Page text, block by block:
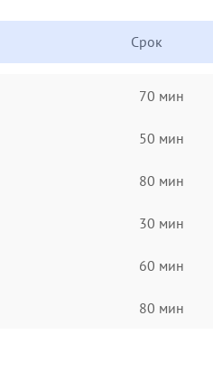
Срок
70 мин
50 мин
80 мин
30 мин
60 мин
80 мин